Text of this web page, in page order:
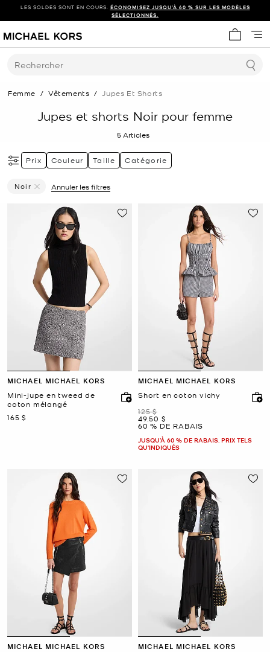
LES SOLDES SONT EN COURS. ÉCONOMISEZ JUSQU’À 60 % SUR LES MODÈLES
SÉLECTIONNÉS.
Mon
Rechercher
Femme / Vêtements / Jupes Et Shorts
Jupes et shorts Noir pour femme
5 Articles
Prix Couleur Taille Catégorie
Noir
Annuler les filtres
MICHAEL MICHAEL KORS
Mini-jupe en tweed de
coton mélangé
maintenant
165 $
MICHAEL MICHAEL KORS
Short en coton vichy
était
125 $
maintenant
49.50 $
60 % DE RABAIS
JUSQU’À 60 % DE RABAIS. PRIX TELS
QU'INDIQUÉS
MICHAEL MICHAEL KORS MICHAEL MICHAEL KORS